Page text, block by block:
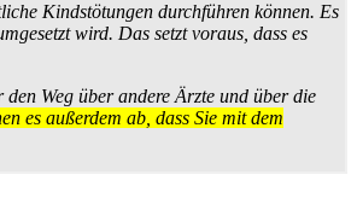
Kindstötungen durchführen können. Es
wird. Das setzt voraus, dass es
Weg über andere Ärzte und über die
es außerdem ab, dass Sie mit dem